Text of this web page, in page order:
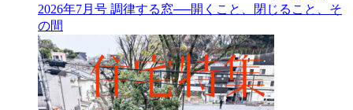
2026年7月号 調律する窓──開くこと、閉じること、そ
の間